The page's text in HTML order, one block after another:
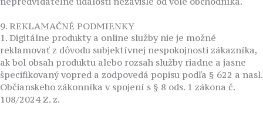
9. REKLAMAČNÉ PODMIENKY
1. Digitálne produkty a online služby nie je možné
reklamovať z dôvodu subjektívnej nespokojnosti zákazníka,
ak bol obsah produktu alebo rozsah služby riadne a jasne
špecifikovaný vopred a zodpovedá popisu podľa § 622 a nasl.
Občianskeho zákonníka v spojení s § 8 ods. 1 zákona č.
108/2024 Z. z.